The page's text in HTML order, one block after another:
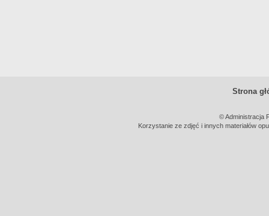
Strona
© Administracja
Korzystanie ze zdjęć i innych materiałów